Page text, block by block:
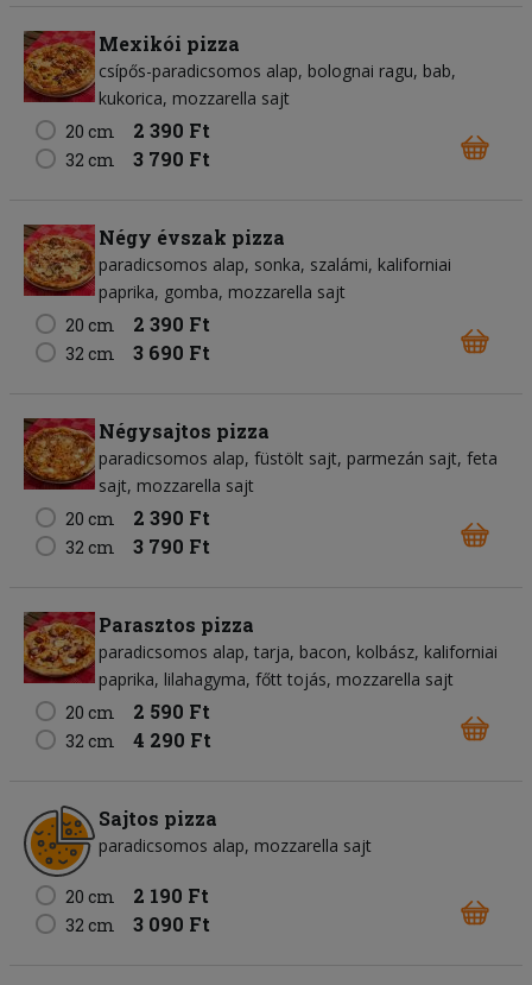
Mexikói pizza
csípős-paradicsomos alap bolognai ragu bab
kukorica mozzarella sajt
20 cm
2 390 Ft
32 cm 3 790 Ft
Négy évszak pizza
paradicsomos alap sonka szalámi kaliforniai
paprika gomba mozzarella sajt
20 cm
2 390 Ft
32 cm 3 690 Ft
Négysajtos pizza
paradicsomos alap füstölt sajt parmezán sajt feta
sajt mozzarella sajt
20 cm
2 390 Ft
32 cm 3 790 Ft
Parasztos pizza
paradicsomos alap tarja bacon kolbász kaliforniai
paprika lilahagyma főtt tojás mozzarella sajt
20 cm
2 590 Ft
32 cm 4 290 Ft
Sajtos pizza
paradicsomos alap mozzarella sajt
20 cm 2 190 Ft
32 cm 3 090 Ft